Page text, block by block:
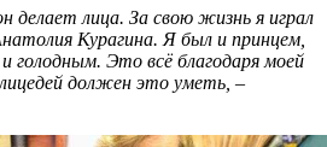
делает лица. За свою жизнь я играл
Курагина. Я был и принцем,
голодным. Это всё благодаря моей
должен это уметь, –